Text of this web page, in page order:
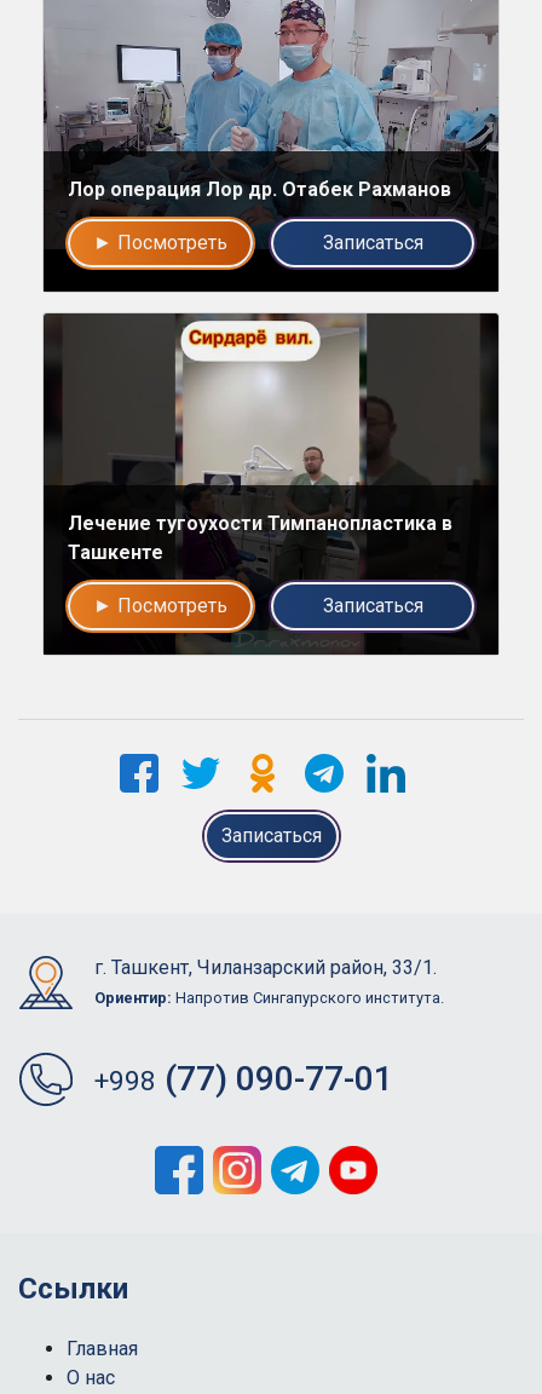
Лор операция Лор др. Отабек Рахманов
► Посмотреть Записаться
Лечение тугоухости Тимпанопластика в
Ташкенте
► Посмотреть Записаться
Записаться
г. Ташкент, Чиланзарский район, 33/1.
Ориентир: Напротив Сингапурского института.
+998 (77) 090-77-01
Ссылки
Главная
О нас
Напишите в наш общий чат
Специалистов
Наши врачи с радостью проконсультируют Вас!
Написать специалисту нет, спасибо